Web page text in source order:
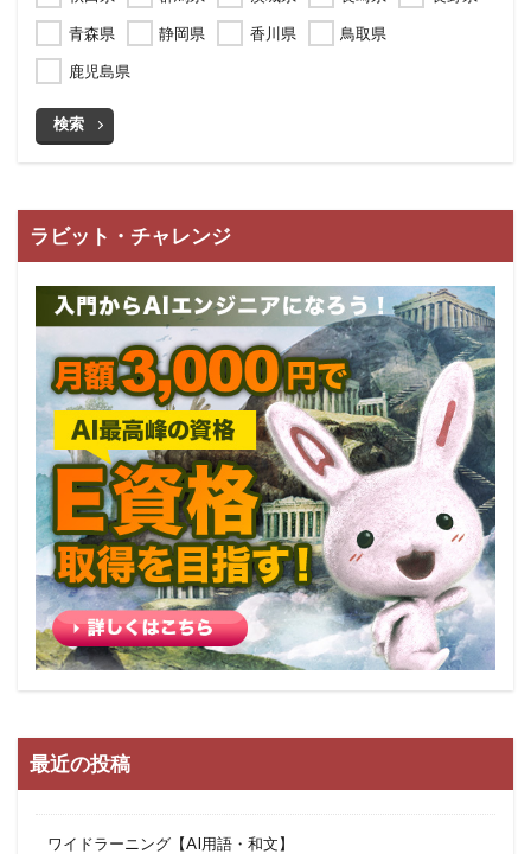
青森県
静岡県 香川県
鳥取県
鹿児島県
検索
ラビット・チャレンジ
最近の投稿
ワイドラーニング【AI用語・和文】